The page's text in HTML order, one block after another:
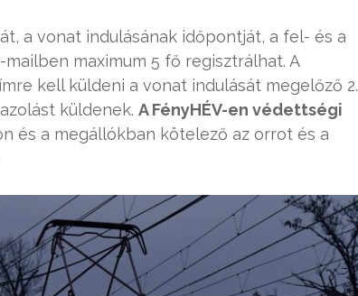
a vonat indulásának időpontját, a fel- és a
maximum 5 fő regisztrálhat. A
kell küldeni a vonat indulását megelőző 2.
küldenek. A FényHÉV-en védettségi
és a megállókban kötelező az orrot és a